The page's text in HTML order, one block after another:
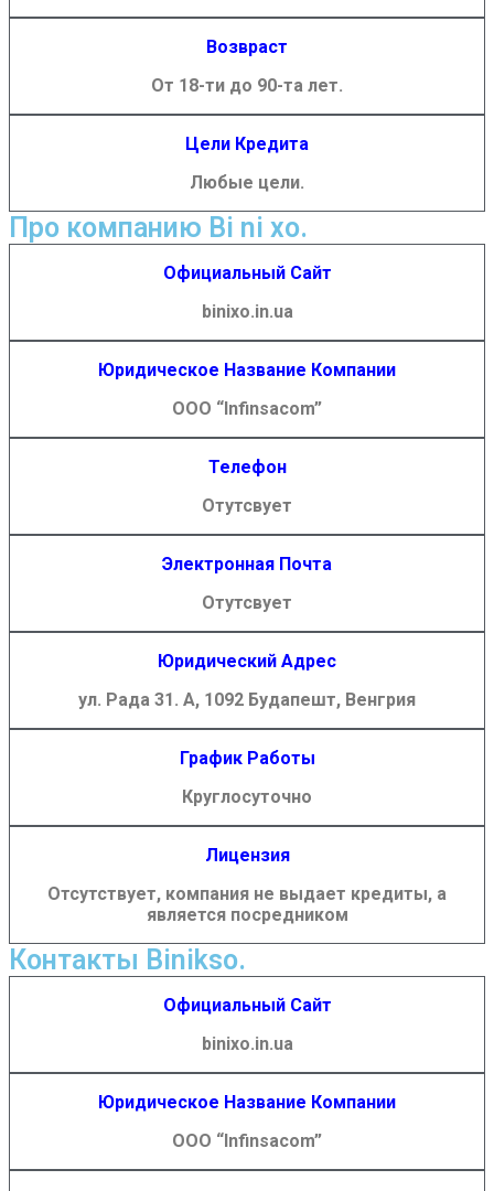
Возвраст
От 18-ти до 90-та лет.
Цели Кредита
Любые цели.
Про компанию Bi ni xo.
Официальный Сайт
binixo.in.ua
Юридическое Название Компании
ООО “Infinsacom”
Телефон
Отутсвует
Электронная Почта
Отутсвует
Юридический Адрес
ул. Рада 31. А, 1092 Будапешт, Венгрия
График Работы
Круглосуточно
Лицензия
Отсутствует, компания не выдает кредиты, а
является посредником
Контакты Binikso.
Официальный Сайт
binixo.in.ua
Юридическое Название Компании
ООО “Infinsacom”